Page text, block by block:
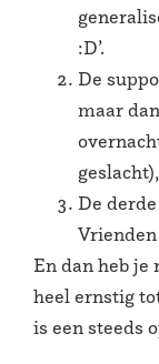
:D’.
De
maar
De derde
En dan heb je
heel ernstig
is een steeds